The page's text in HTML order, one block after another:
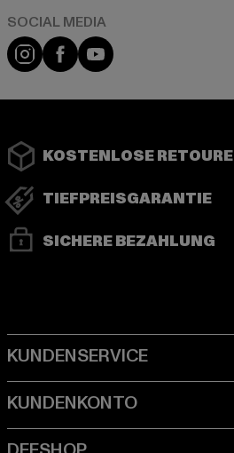
Instagram
FacebookYouTube
KOSTENLOSE RETOURE
TIEFPREISGARANTIE
SICHERE BEZAHLUNG